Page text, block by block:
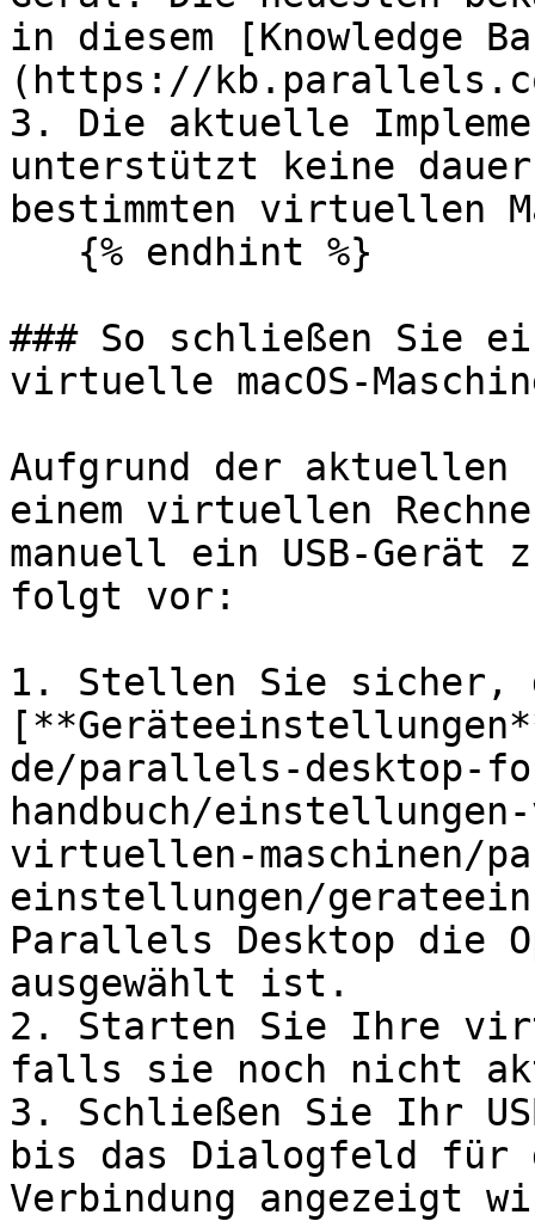
in diesem [Knowledge
(https://
3. Die aktuelle
unterstützt keine
bestimmten virtuellen
### So schließen Sie
virtuelle macOS-
Aufgrund der aktuellen
einem virtuellen
manuell ein USB-Gerät
folgt vor:
1. Stellen Sie sicher,
de/parallels-desktop-
handbuch/
virtuellen-maschinen/
einstellungen/
Parallels Desktop die
ausgewählt ist.
2. Starten Sie Ihre
falls sie noch nicht
3. Schließen Sie Ihr
bis das Dialogfeld für
Verbindung angezeigt